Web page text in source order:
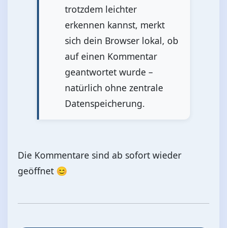
trotzdem leichter
erkennen kannst, merkt
sich dein Browser lokal, ob
auf einen Kommentar
geantwortet wurde –
natürlich ohne zentrale
Datenspeicherung.
Die Kommentare sind ab sofort wieder
geöffnet 😊